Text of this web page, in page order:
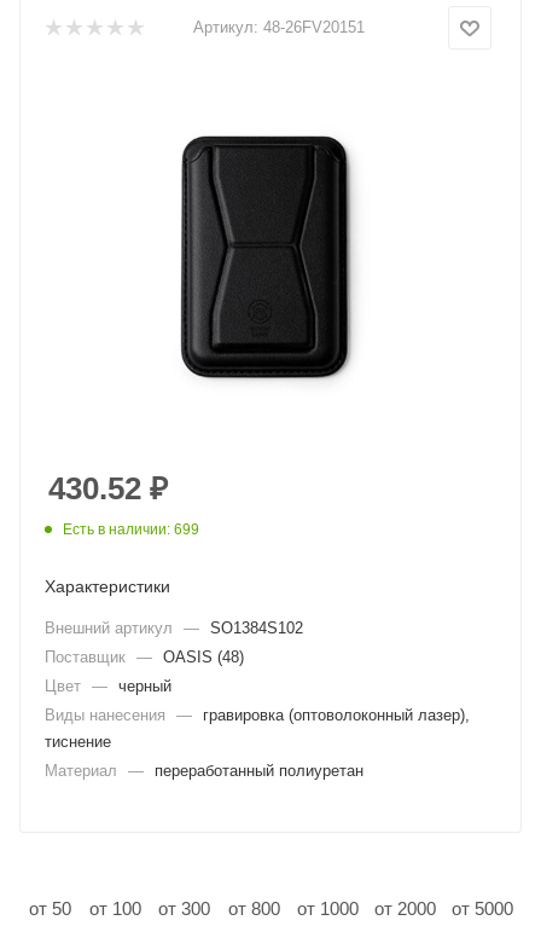
Артикул: 48-26FV20151
430.52 ₽
Есть в наличии: 699
Характеристики
Внешний артикул — SO1384S102
Поставщик — OASIS (48)
Цвет — черный
Виды нанесения
—
гравировка (оптоволоконный лазер),
тиснение
Материал
— переработанный полиуретан
от 50
от 100
от 300
от 800
от 1000
от 2000
от 5000